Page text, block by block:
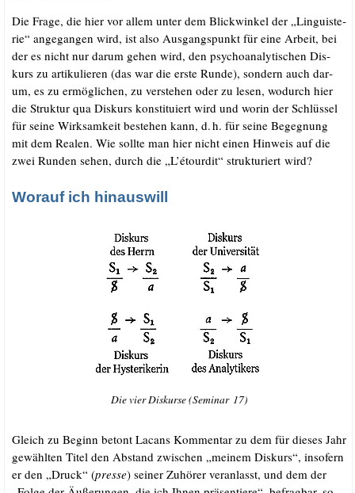
Die Fra­ge, die hier vor allem unter dem Blick­win­kel der „Lin­gu­is­te­
rie“ ange­gan­gen wird, ist also Aus­gangs­punkt für eine Arbeit, bei
der es nicht nur dar­um gehen wird, den psy­cho­ana­ly­ti­schen Dis­
kurs zu arti­ku­lie­ren (das war die ers­te Run­de), son­dern auch dar­
um, es zu ermög­li­chen, zu ver­ste­hen oder zu lesen, wodurch hier
die Struk­tur qua Dis­kurs kon­sti­tu­iert wird und wor­in der Schlüs­sel
für sei­ne Wirk­sam­keit bestehen kann, d.h. für sei­ne Begeg­nung
mit dem Rea­len. Wie soll­te man hier nicht einen Hin­weis auf die
zwei Run­den sehen, durch die „L’étourdit“ struk­tu­riert wird?
Worauf ich hinauswill
Die vier Dis­kur­se (Semi­nar 17)
Gleich zu Beginn betont Lacans Kom­men­tar zu dem für die­ses Jahr
gewähl­ten Titel den Abstand zwi­schen „mei­nem Dis­kurs“, inso­fern
er den „Druck“ (pres­se) sei­ner Zuhö­rer ver­an­lasst, und dem der